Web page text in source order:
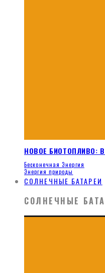
НОВОЕ БИОТОПЛИВО:
Бесконечная Энергия
Энергия природы
СОЛНЕЧНЫЕ БАТАРЕИ
СОЛНЕЧНЫЕ